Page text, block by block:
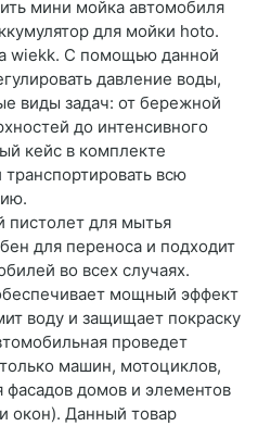
мини мойка автомобиля
для мойки hoto.
wiekk. С помощью данной
давление воды,
виды задач: от бережной
до интенсивного
кейс в комплекте
транспортировать всю
пистолет для мытья
для переноса и подходит
во всех случаях.
мощный эффект
воду и защищает покраску
проведет
машин, мотоциклов,
фасадов домов и элементов
окон). Данный товар